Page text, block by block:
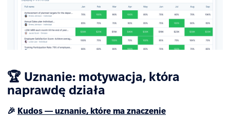
🏆 Uznanie: motywacja, która
naprawdę działa
🎉 Kudos — uznanie, które ma znaczenie